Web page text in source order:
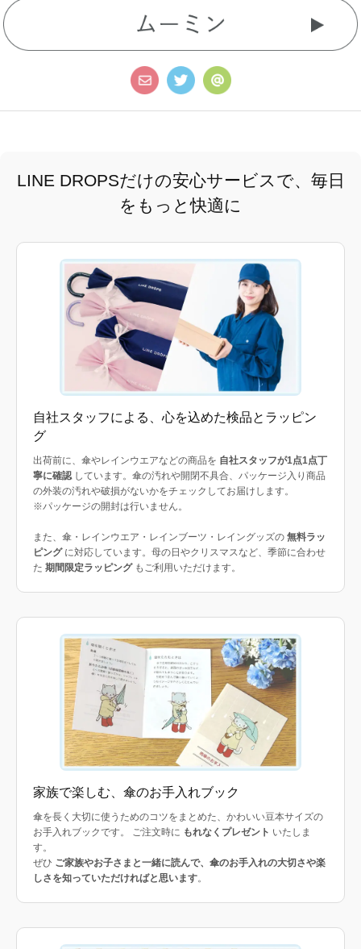
LINE DROPSだけの安心サービスで、毎日
をもっと快適に
自社スタッフによる、心を込めた検品とラッピン
グ
出荷前に、傘やレインウエアなどの商品を 自社スタッフが1点1点丁
寧に確認 しています。傘の汚れや開閉不具合、パッケージ入り商品
の外装の汚れや破損がないかをチェックしてお届けします。
※パッケージの開封は行いません。
また、傘・レインウエア・レインブーツ・レイングッズの 無料ラッ
ピングに対応しています。母の日やクリスマスなど、季節に合わせ
た 期間限定ラッピングもご利用いただけます。
家族で楽しむ、傘のお手入れブック
傘を長く大切に使うためのコツをまとめた、かわいい豆本サイズの
お手入れブックです。 ご注文時に もれなくプレゼント いたしま
す。
ぜひ ご家族やお子さまと一緒に読んで、傘のお手入れの大切さや楽
しさを知っていただければと思います。